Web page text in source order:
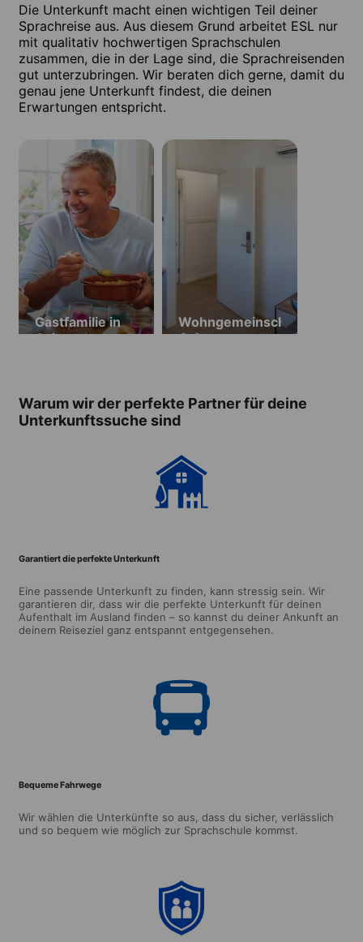
Die Unterkunft macht einen wichtigen Teil deiner
Sprachreise aus. Aus diesem Grund arbeitet ESL nur
mit qualitativ hochwertigen Sprachschulen
zusammen, die in der Lage sind, die Sprachreisenden
gut unterzubringen. Wir beraten dich gerne, damit du
genau jene Unterkunft findest, die deinen
Erwartungen entspricht.
Gastfamilie in
Cairns
Wohngemeinschaft
Cairns
Warum wir der perfekte Partner für deine
Unterkunftssuche sind
Garantiert die perfekte Unterkunft
Eine passende Unterkunft zu finden, kann stressig sein. Wir
garantieren dir, dass wir die perfekte Unterkunft für deinen
Aufenthalt im Ausland finden – so kannst du deiner Ankunft an
deinem Reiseziel ganz entspannt entgegensehen.
Bequeme Fahrwege
Wir wählen die Unterkünfte so aus, dass du sicher, verlässlich
und so bequem wie möglich zur Sprachschule kommst.